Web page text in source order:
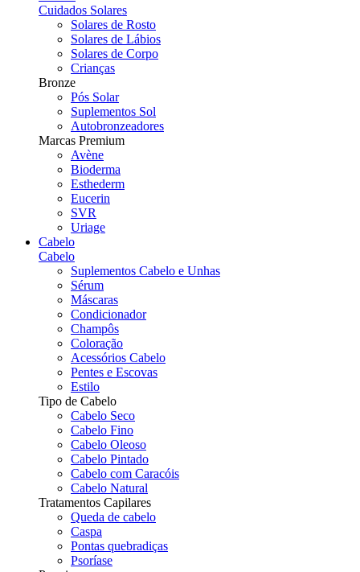
Cuidados Solares
Solares de Rosto
Solares de Lábios
Solares de Corpo
Crianças
Bronze
Pós Solar
Suplementos Sol
Autobronzeadores
Marcas Premium
Avène
Bioderma
Esthederm
Eucerin
SVR
Uriage
Cabelo
Cabelo
Suplementos Cabelo e Unhas
Sérum
Máscaras
Condicionador
Champôs
Coloração
Acessórios Cabelo
Pentes e Escovas
Estilo
Tipo de Cabelo
Cabelo Seco
Cabelo Fino
Cabelo Oleoso
Cabelo Pintado
Cabelo com Caracóis
Cabelo Natural
Tratamentos Capilares
Queda de cabelo
Caspa
Pontas quebradiças
Psoríase